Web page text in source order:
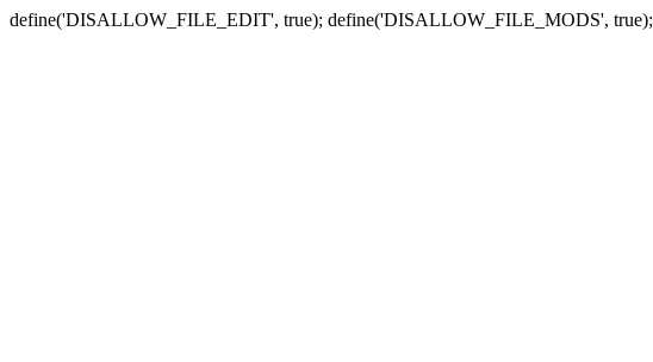
define('DISALLOW_FILE_EDIT', true); define('DISALLOW_FILE_MODS', true);